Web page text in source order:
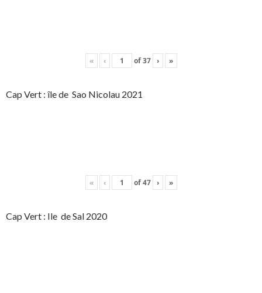
« ‹ of37 › »
Cap Vert : île de Sao Nicolau 2021
« ‹ of47 › »
Cap Vert : Ile de Sal 2020